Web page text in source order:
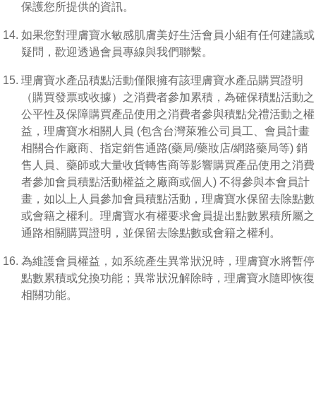
保護您所提供的資訊。
如果您對理膚寶水敏感肌膚美好生活會員小組有任何建議或
疑問，歡迎透過會員專線與我們聯繫。
理膚寶水產品積點活動僅限擁有該理膚寶水產品購買證明
（購買發票或收據）之消費者參加累積，為確保積點活動之
公平性及保障購買產品使用之消費者參與積點兌禮活動之權
益，理膚寶水相關人員 (包含台灣萊雅公司員工、會員計畫
相關合作廠商、指定銷售通路(藥局/藥妝店/網路藥局等) 銷
售人員、藥師或大量收貨轉售商等影響購買產品使用之消費
者參加會員積點活動權益之廠商或個人) 不得參與本會員計
畫，如以上人員參加會員積點活動，理膚寶水保留去除點數
或會籍之權利。理膚寶水有權要求會員提出點數累積所屬之
通路相關購買證明，並保留去除點數或會籍之權利。
為維護會員權益，如系統產生異常狀況時，理膚寶水將暫停
點數累積或兌換功能；異常狀況解除時，理膚寶水隨即恢復
相關功能。